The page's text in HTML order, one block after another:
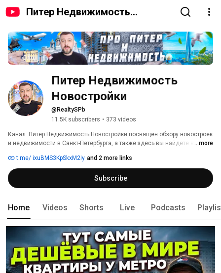
Питер Недвижимость
Питер Недвижимость
Новостройки
@RealtySPb
11.5K subscribers • 373 videos
Канал  Питер Недвижимость Новостройки посвящен обзору новостроек
и недвижимости в Санкт-Петербурга, а также здесь вы найдете видео
Петербурга и его окрестностях
...more
t.me/ ixuBMS3KpSkxM2Iy and 2 more links
Subscribe
Home Videos Shorts Live Podcasts